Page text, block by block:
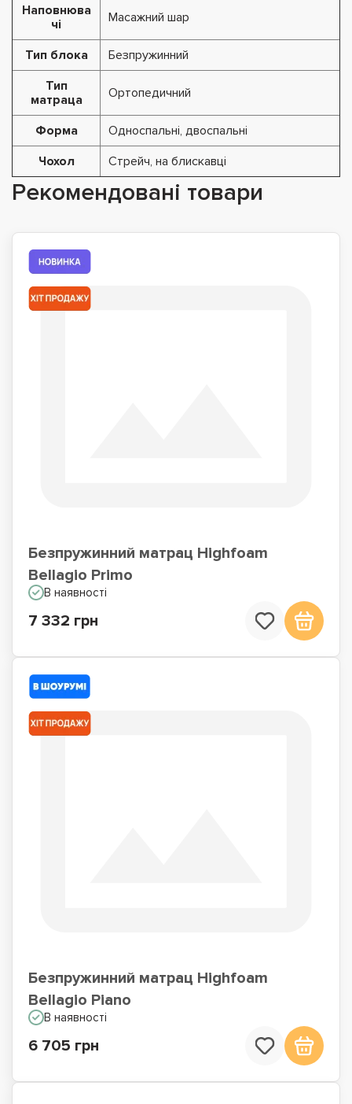
Наповнюва
чі
Масажний шар
Тип блока
Безпружинний
Тип
матраца
Ортопедичний
Форма
Односпальні, двоспальні
Чохол
Стрейч, на блискавці
Рекомендовані товари
Безпружинний матрац Highfoam
Bellagio Primo
В наявності
7 332 грн
Безпружинний матрац Highfoam
Bellagio Piano
В наявності
6 705 грн